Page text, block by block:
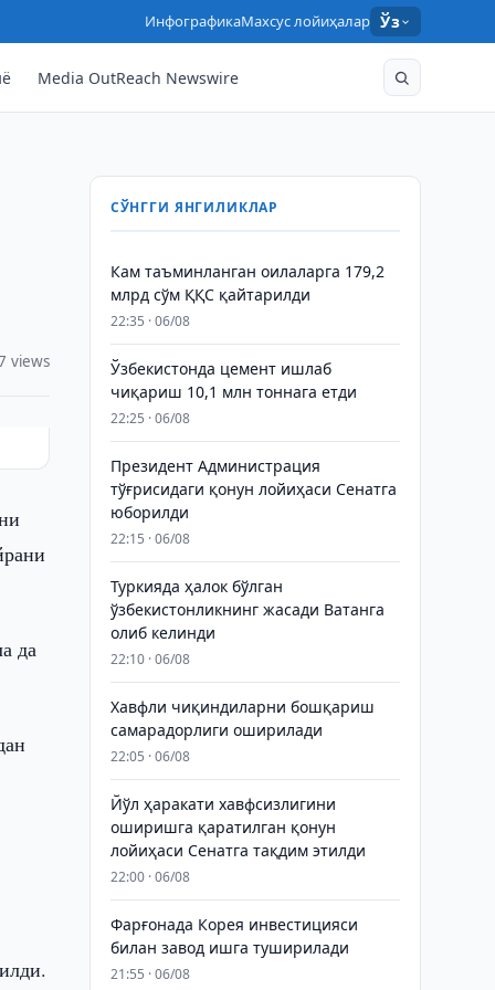
ИнфографикаМахсус лойиҳалар Ўз
Media OutReach Newswire
views
да
СЎНГГИ ЯНГИЛИКЛАР
Кам таъминланган оилаларга 179,2
млрд сўм ҚҚС қайтарилди
22:35 · 06/08
Ўзбекистонда цемент ишлаб
чиқариш 10,1 млн тоннага етди
22:25 · 06/08
Президент Администрация
тўғрисидаги қонун лойиҳаси Сенатга
юборилди
22:15 · 06/08
Туркияда ҳалок бўлган
ўзбекистонликнинг жасади Ватанга
олиб келинди
22:10 · 06/08
Хавфли чиқиндиларни бошқариш
самарадорлиги оширилади
22:05 · 06/08
Йўл ҳаракати хавфсизлигини
оширишга қаратилган қонун
лойиҳаси Сенатга тақдим этилди
22:00 · 06/08
Фарғонада Корея инвестицияси
билан завод ишга туширилади
21:55 · 06/08